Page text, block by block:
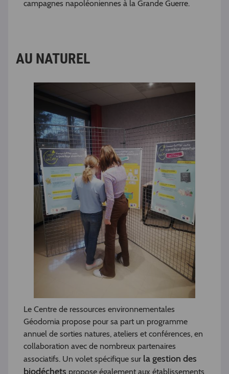
campagnes napoléoniennes à la Grande Guerre.
AU NATUREL
Le Centre de ressources environnementales
Géodomia propose pour sa part un programme
annuel de sorties natures, ateliers et conférences, en
collaboration avec de nombreux partenaires
associatifs. Un volet spécifique sur la gestion des
biodéchets propose également aux établissements